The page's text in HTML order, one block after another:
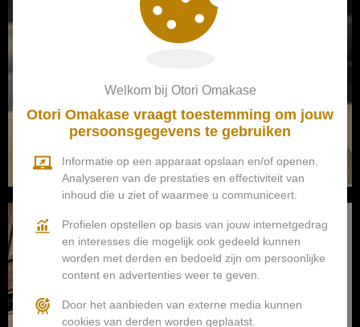
Welkom bij Otori Omakase
Otori Omakase vraagt toestemming om jouw
persoonsgegevens te gebruiken
Informatie op een apparaat opslaan en/of openen.
Analyseren van de prestaties en effectiviteit van
inhoud die u ziet of waarmee u communiceert.
Profielen opstellen op basis van jouw internetgedrag
en interesses die mogelijk ook gedeeld kunnen
worden met derden en bedoeld zijn om persoonlijke
content en advertenties weer te geven.
Door het aanbieden van externe media kunnen
cookies van derden worden geplaatst.